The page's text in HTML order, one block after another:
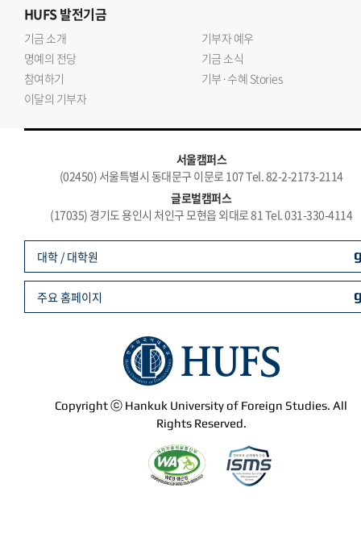
HUFS발전기금
기금 소개
기부자 예우
명예의 전당
기금 소식
참여하기
기부·수혜 Stories
이달의 기부자
서울캠퍼스
(02450) 서울특별시 동대문구 이문로 107 Tel. 82-2-2173-2114
글로벌캠퍼스
(17035) 경기도 용인시 처인구 모현읍 외대로 81 Tel. 031-330-4114
Copyright ⓒ Hankuk University of Foreign Studies. All
Rights Reserved.
대학 / 대학원
주요 홈페이지